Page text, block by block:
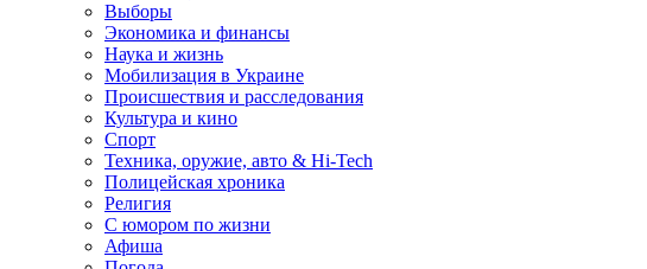
Выборы
Экономика и финансы
Наука и жизнь
Мобилизация в Украине
Происшествия и расследования
Культура и кино
Спорт
Техника, оружие, авто & Hi-Tech
Полицейская хроника
Религия
С юмором по жизни
Афиша